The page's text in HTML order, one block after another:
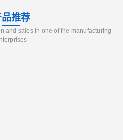
品推荐
and sales in one of the manufacturing